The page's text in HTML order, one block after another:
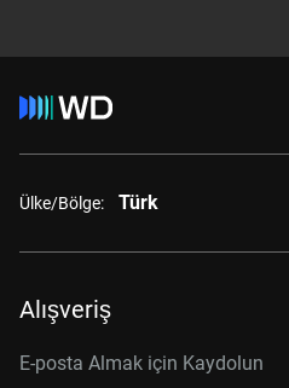
Ülke/Bölge: Türk
Alışveriş
E-posta Almak için Kaydolun